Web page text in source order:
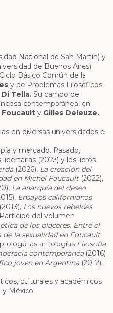
Nacional de San Martín) y
de Buenos Aires).
Básico Común de la
y de Problemas Filosóficos
Tella. Su campo de
contemporánea, en
Foucault y Gilles Deleuze.
en diversas universidades e
y mercado. Pasado,
(2023) y los libros
(2026), La creación del
en Michel Foucault(2022),
La anarquía del deseo
Ensayos californianos
Los nuevos rebeldes
del volumen
de los placeres. Entre el
la sexualidad en Foucault
las antologías Filosofía
contemporánea(2016)
joven en Argentina(2012).
culturales y académicos
y México.